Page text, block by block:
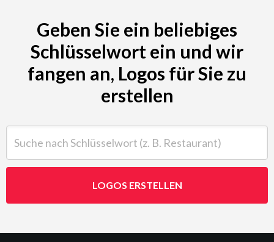
Geben Sie ein beliebiges
Schlüsselwort ein und wir
fangen an, Logos für Sie zu
erstellen
LOGOS ERSTELLEN